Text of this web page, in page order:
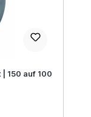
150 auf 100